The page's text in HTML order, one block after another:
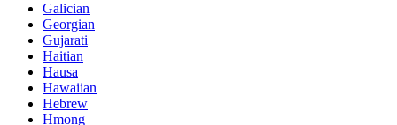
Galician
Georgian
Gujarati
Haitian
Hausa
Hawaiian
Hebrew
Hmong